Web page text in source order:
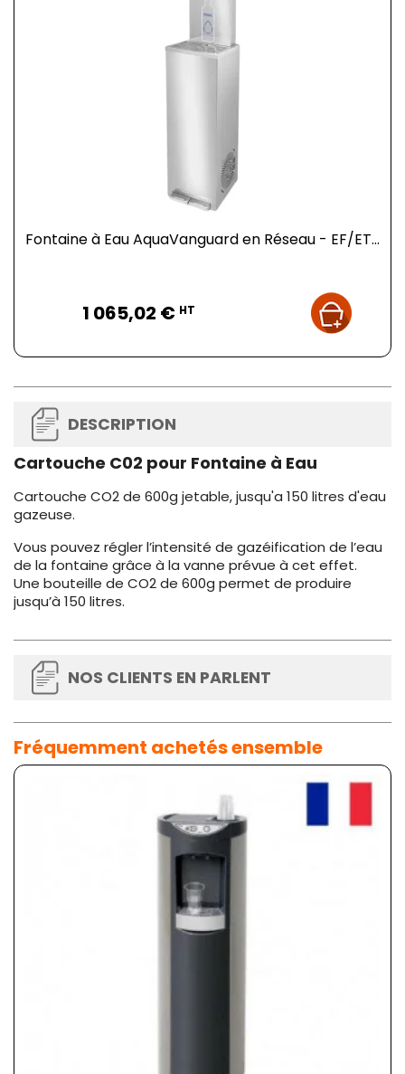
Fontaine à Eau AquaVanguard en Réseau - EF/ET...
1 065,02 € HT
DESCRIPTION
Cartouche C02 pour Fontaine à Eau
Cartouche CO2 de 600g jetable, jusqu'a 150 litres d'eau
gazeuse.
Vous pouvez régler l’intensité de gazéification de l’eau
de la fontaine grâce à la vanne prévue à cet effet.
Une bouteille de CO2 de 600g permet de produire
jusqu’à 150 litres.
NOS CLIENTS EN PARLENT
Fréquemment achetés ensemble